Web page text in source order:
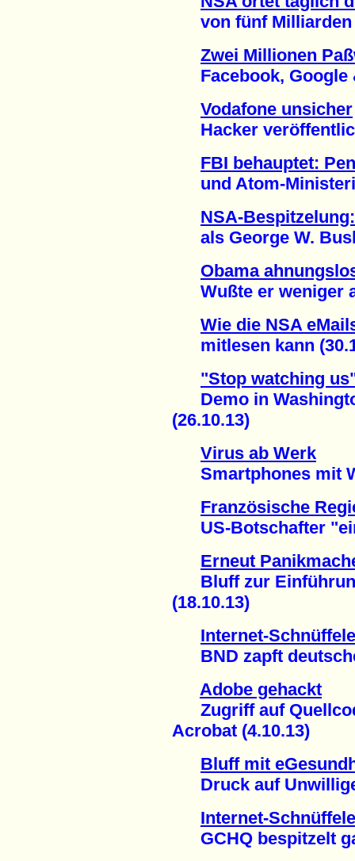
von fünf Milliarden
Zwei Millionen
Facebook, Google
Vodafone unsicher
Hacker
FBI behauptet:
und Atom-
NSA-
als George W.
Obama
Wußte er weniger
Wie die NSA
mitlesen kann
"Stop watching
Demo in
(26.10.13)
Virus ab Werk
Smartphones mit
Französische
US-Botschafter
Erneut
Bluff zur
(18.10.13)
Internet-
BND zapft
Adobe gehackt
Zugriff auf
Acrobat (4.10.13)
Bluff mit
Druck auf Unwillige
Internet-
GCHQ bespitzelt